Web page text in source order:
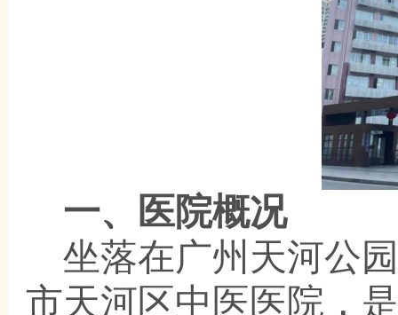
一、
医院概况
坐落在广州天河公
市天河区中医医院，